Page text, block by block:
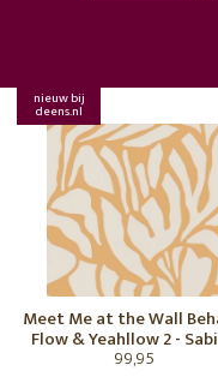
nieuw bij
deens.nl
Meet Me at the Wall
Flow & Yeahllow 2 -
van Vessem
99,95